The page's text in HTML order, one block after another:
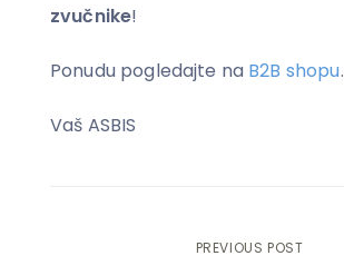
zvučnike!
Ponudu pogledajte na B2B shopu.
Vaš ASBIS
PREVIOUS POST